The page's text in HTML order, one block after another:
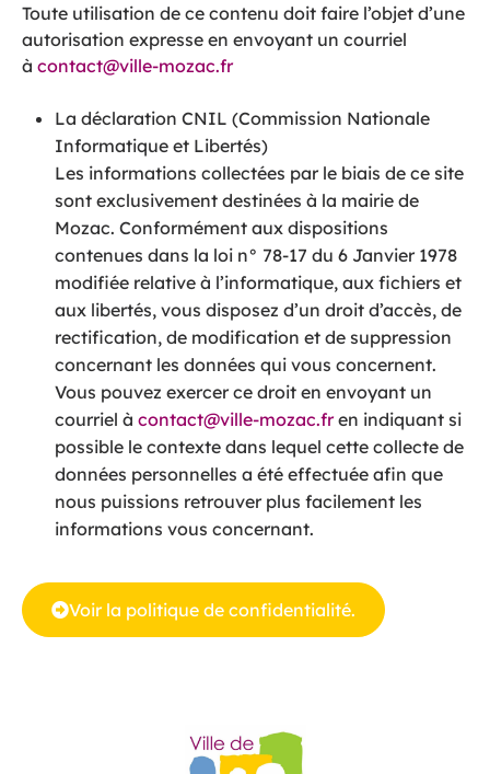
Toute utilisation de ce contenu doit faire l’objet d’une
autorisation expresse en envoyant un courriel
à contact@ville-mozac.fr
La déclaration CNIL (Commission Nationale
Informatique et Libertés)
Les informations collectées par le biais de ce site
sont exclusivement destinées à la mairie de
Mozac. Conformément aux dispositions
contenues dans la loi n° 78-17 du 6 Janvier 1978
modifiée relative à l’informatique, aux fichiers et
aux libertés, vous disposez d’un droit d’accès, de
rectification, de modification et de suppression
concernant les données qui vous concernent.
Vous pouvez exercer ce droit en envoyant un
courriel à contact@ville-mozac.fren indiquant si
possible le contexte dans lequel cette collecte de
données personnelles a été effectuée afin que
nous puissions retrouver plus facilement les
informations vous concernant.
Voir la politique de confidentialité.